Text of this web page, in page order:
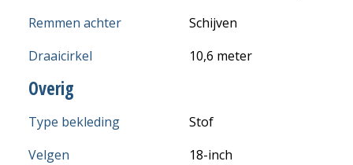
Remmen achter
Schijven
Draaicirkel
10,6 meter
Overig
Type bekleding
Stof
Velgen
18-inch